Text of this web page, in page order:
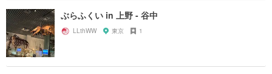
ぶらふくい in 上野 - 谷中
LLthWW 東京 1